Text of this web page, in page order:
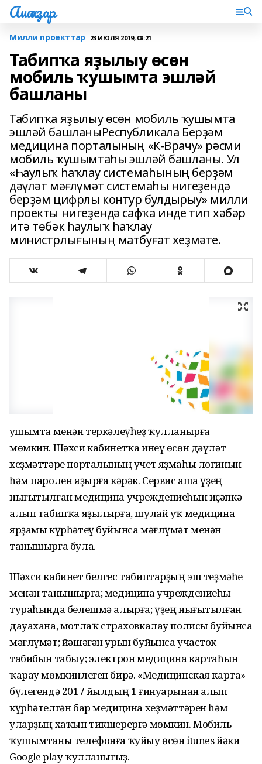
Ашҡаҙар
Милли проекттар 23 ИЮЛЯ 2019, 08:21
Табипҡа яҙылыу өсөн
мобиль ҡушымта эшләй
башланы
Табипҡа яҙылыу өсөн мобиль ҡушымта
эшләй башланыРеспубликала Берҙәм
медицина порталының «К-Врачу» рәсми
мобиль ҡушымтаһы эшләй башланы. Ул
«Һаулыҡ һаҡлау системаһының берҙәм
дәүләт мәғлүмәт системаһы нигеҙендә
берҙәм цифрлы контур булдырыу» милли
проекты нигеҙендә сафҡа инде тип хәбәр
итә төбәк һаулыҡ һаҡлау
министрлығының матбуғат хеҙмәте.
Ҡушымта менән теркәлеүһеҙ ҡулланырға
мөмкин. Шәхси кабинетҡа инеү өсөн дәүләт
хеҙмәттәре порталының учет яҙмаһы логинын
һәм паролен яҙырға кәрәк. Сервис аша үҙең
нығытылған медицина учреждениеһын иҫәпкә
алып табипҡа яҙылырға, шулай уҡ медицина
ярҙамы күрһәтеү буйынса мәғлүмәт менән
танышырға була.
Шәхси кабинет белгес табиптарҙың эш теҙмәһе
менән танышырға; медицина учреждениеһы
тураһында белешмә алырға; үҙең нығытылған
дауахана, мотлаҡ страховкалау полисы буйынса
мәғлүмәт; йәшәгән урын буйынса участок
табибын табыу; электрон медицина картаһын
ҡарау мөмкинлеген бирә. «Медицинская карта»
бүлегендә 2017 йылдың 1 ғинуарынан алып
күрһәтелгән бар медицина хеҙмәттәрен һәм
уларҙың хаҡын тикшерергә мөмкин. Мобиль
ҡушымтаны телефонға ҡуйыу өсөн itunes йәки
Google play ҡулланығыҙ .